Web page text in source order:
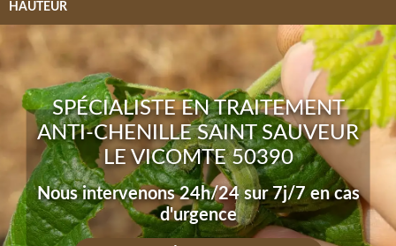
HAUTEUR
SPÉCIALISTE EN TRAITEMENT
ANTI-CHENILLE SAINT SAUVEUR
LE VICOMTE 50390
Nous intervenons 24h/24 sur 7j/7 en cas
d'urgence